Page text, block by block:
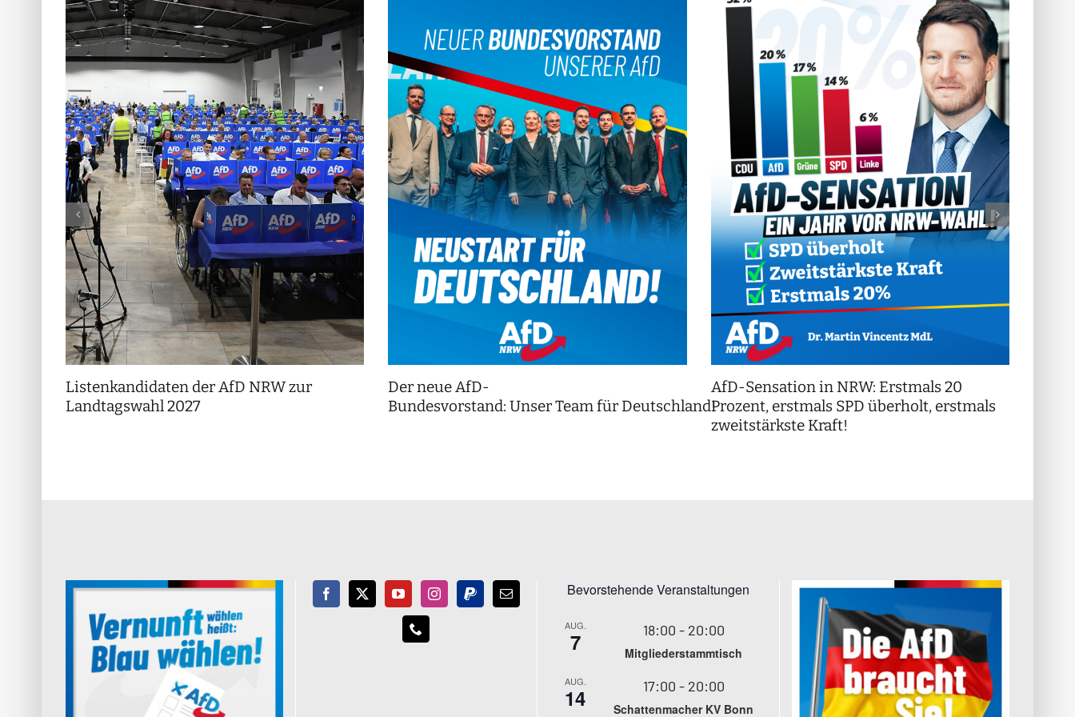
Listenkandidaten der AfD NRW zur
Landtagswahl 2027
Der neue AfD-
Bundesvorstand: Unser Team für Deutschland!
AfD-Sensation in NRW: Erstmals 20
Prozent, erstmals SPD überholt, erstmals
zweitstärkste Kraft!
Bevorstehende Veranstaltungen
AUG.
7 18:00 - 20:00
Mitgliederstammtisch
AUG.
14 17:00 - 20:00
Schattenmacher KV Bonn